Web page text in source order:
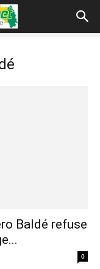
Baldé refuse
0